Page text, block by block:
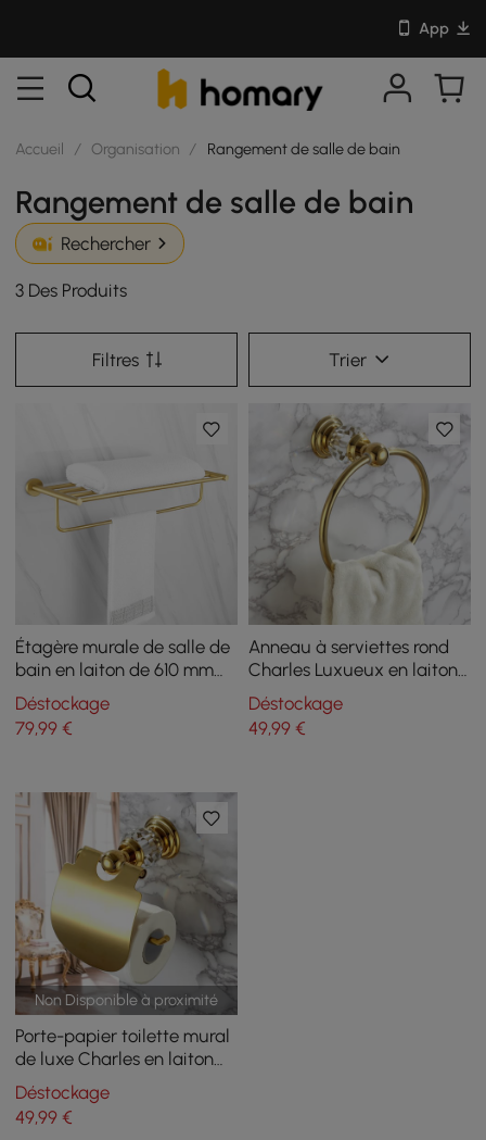
App
Accueil / Organisation / Rangement de salle de bain
Rangement de salle de bain
Rechercher
3 Des Produits
Filtres Trier
Étagère murale de salle de
bain en laiton de 610 mm
avec porte-serviettes en or
brossé
Déstockage
79,99 €
Anneau à serviettes rond
Charles Luxueux en laiton
massif en cristal
transparent pour salle de
bain
Déstockage
49,99€
Non Disponible à proximité
Porte-papier toilette mural
de luxe Charles en laiton
massif et cristal
transparent pour salle de
bain
Déstockage
49,99 €